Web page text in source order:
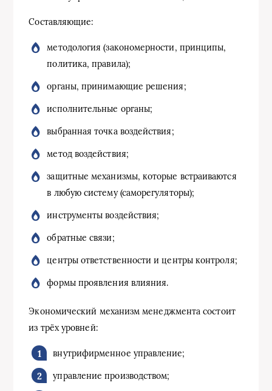
Составляющие:
методология (закономерности, принципы,
политика, правила);
органы, принимающие решения;
исполнительные органы;
выбранная точка воздействия;
метод воздействия;
защитные механизмы, которые встраиваются
в любую систему (саморегуляторы);
инструменты воздействия;
обратные связи;
центры ответственности и центры контроля;
формы проявления влияния.
Экономический механизм менеджмента состоит
из трёх уровней:
внутрифирменное управление;
управление производством;